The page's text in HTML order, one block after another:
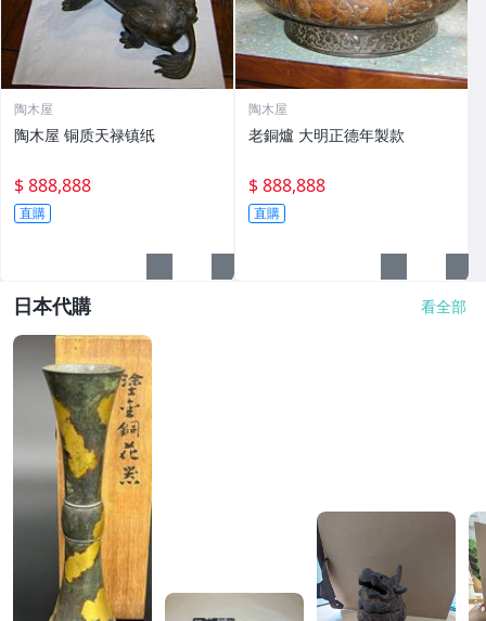
陶木屋
陶木屋 铜质天禄镇纸
$ 888,888
直購
陶木屋
老銅爐 大明正德年製款
$ 888,888
直購
日本代購 看全部